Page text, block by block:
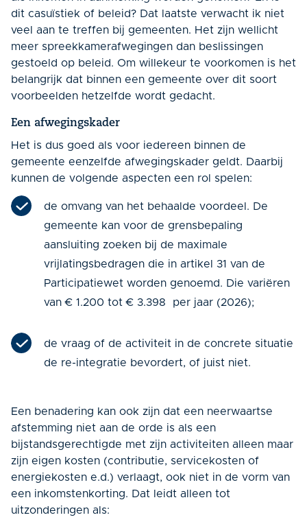
dit casuïstiek of beleid? Dat laatste verwacht ik niet
veel aan te treffen bij gemeenten. Het zijn wellicht
meer spreekkamerafwegingen dan beslissingen
gestoeld op beleid. Om willekeur te voorkomen is het
belangrijk dat binnen een gemeente over dit soort
voorbeelden hetzelfde wordt gedacht.
Een afwegingskader
Het is dus goed als voor iedereen binnen de
gemeente eenzelfde afwegingskader geldt. Daarbij
kunnen de volgende aspecten een rol spelen:
de omvang van het behaalde voordeel. De
gemeente kan voor de grensbepaling
aansluiting zoeken bij de maximale
vrijlatingsbedragen die in artikel 31 van de
Participatiewet worden genoemd. Die variëren
van € 1.200 tot € 3.398 per jaar (2026);
de vraag of de activiteit in de concrete situatie
de re-integratie bevordert, of juist niet.
Een benadering kan ook zijn dat een neerwaartse
afstemming niet aan de orde is als een
bijstandsgerechtigde met zijn activiteiten alleen maar
zijn eigen kosten (contributie, servicekosten of
energiekosten e.d.) verlaagt, ook niet in de vorm van
een inkomstenkorting. Dat leidt alleen tot
uitzonderingen als: